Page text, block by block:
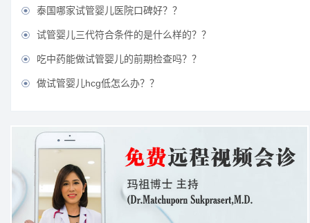
 泰国哪家试管婴儿医院口碑好？？
 试管婴儿三代符合条件的是什么样的？？
 吃中药能做试管婴儿的前期检查吗？？
 做试管婴儿hcg低怎么办？？